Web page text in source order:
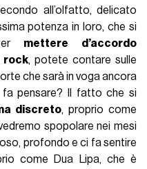
all’olfatto, delicato
potenza in loro, che si
mettere d’accordo
rock, potete contare sulle
che sarà in voga ancora
pensare? Il fatto che si
discreto, proprio come
spopolare nei mesi
profondo e ci fa sentire
come Dua Lipa, che è